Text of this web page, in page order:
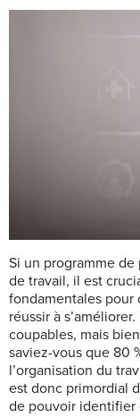
Si un programme
de travail, il est
fondamentales pour
réussir à
coupables, mais
saviez-vous que 80
l’organisation du
est donc primordial
de pouvoir identifier